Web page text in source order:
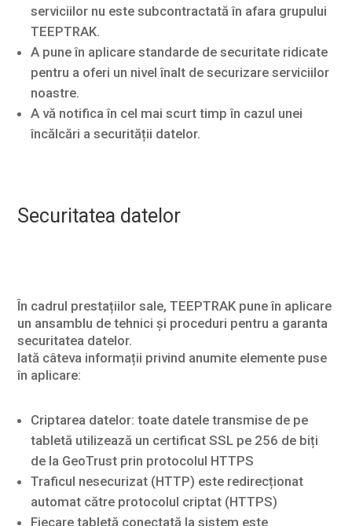
serviciilor nu este subcontractată în afara grupului
TEEPTRAK.
A pune în aplicare standarde de securitate ridicate
pentru a oferi un nivel înalt de securizare serviciilor
noastre.
A vă notifica în cel mai scurt timp în cazul unei
încălcări a securității datelor.
Securitatea datelor
În cadrul prestațiilor sale, TEEPTRAK pune în aplicare
un ansamblu de tehnici și proceduri pentru a garanta
securitatea datelor.
Iată câteva informații privind anumite elemente puse
în aplicare:
Criptarea datelor: toate datele transmise de pe
tabletă utilizează un certificat SSL pe 256 de biți
de la GeoTrust prin protocolul HTTPS
Traficul nesecurizat (HTTP) este redirecționat
automat către protocolul criptat (HTTPS)
Fiecare tabletă conectată la sistem este